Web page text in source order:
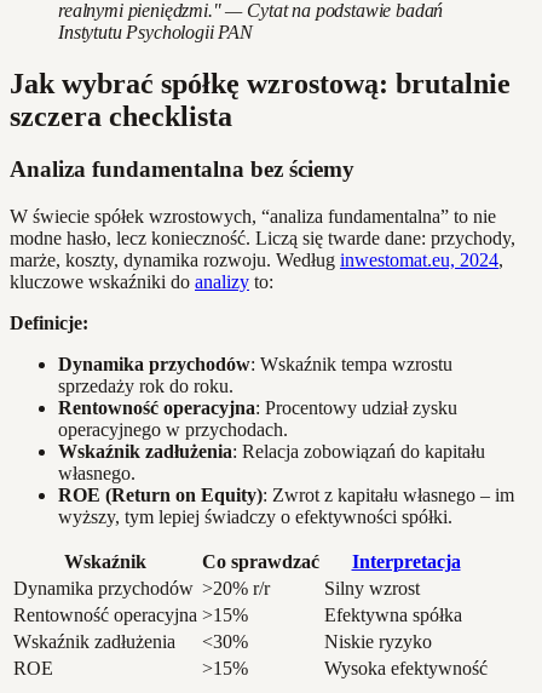
realnymi pieniędzmi." — Cytat na podstawie badań
Instytutu Psychologii PAN
Jak wybrać spółkę wzrostową: brutalnie
szczera checklista
Analiza fundamentalna bez ściemy
W świecie spółek wzrostowych, “analiza fundamentalna” to nie
modne hasło, lecz konieczność. Liczą się twarde dane: przychody,
marże, koszty, dynamika rozwoju. Według inwestomat.eu, 2024,
kluczowe wskaźniki do analizy to:
Definicje:
Dynamika przychodów: Wskaźnik tempa wzrostu
sprzedaży rok do roku.
Rentowność operacyjna: Procentowy udział zysku
operacyjnego w przychodach.
Wskaźnik zadłużenia: Relacja zobowiązań do kapitału
własnego.
ROE (Return on Equity): Zwrot z kapitału własnego – im
wyższy, tym lepiej świadczy o efektywności spółki.
Wskaźnik Co sprawdzać
Interpretacja
Dynamika przychodów >20% r/r
Silny wzrost
Rentowność operacyjna >15%
Efektywna spółka
Wskaźnik zadłużenia
<30%
Niskie ryzyko
ROE
>15% Wysoka efektywność